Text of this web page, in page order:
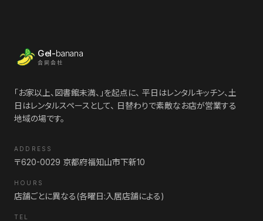
Gel-banana
合同会社
「お家以上、図書館未満、」を起点に、 平日はレンタルキッチン、土
日はレンタルスペースとして、 日替わりで素敵なお店が営業する
地域の場です。
ADDRESS
〒620-0029 京都府福知山市下新10
HOURS
店舗ごとに異なる(各曜日:入居店舗による)
TEL